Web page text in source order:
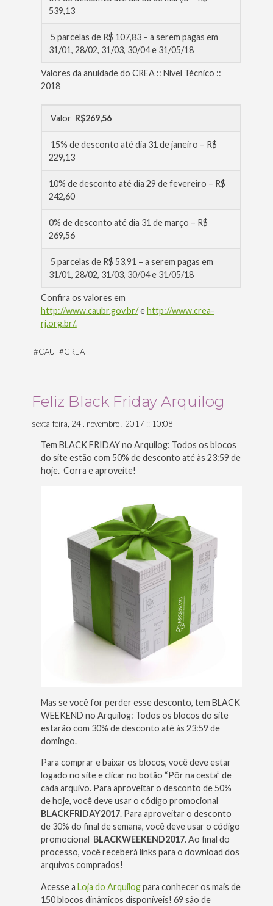
539,13
5 parcelas de R$ 107,83 – a serem pagas em
31/01, 28/02, 31/03, 30/04 e 31/05/18
Valores da anuidade do CREA :: Nível Técnico ::
2018
Valor R$269,56
15% de desconto até dia 31 de janeiro – R$
229,13
10% de desconto até dia 29 de fevereiro – R$
242,60
0% de desconto até dia 31 de março – R$
269,56
5 parcelas de R$ 53,91 – a serem pagas em
31/01, 28/02, 31/03, 30/04 e 31/05/18
Confira os valores em
http://www.caubr.gov.br/ehttp://www.crea-
rj.org.br/.
#CAU #CREA
Feliz Black Friday Arquilog
sexta-feira, 24 . novembro . 2017 :: 10:08
Tem BLACK FRIDAY no Arquilog: Todos os blocos
do site estão com 50% de desconto até às 23:59 de
hoje. Corra e aproveite!
Mas se você for perder esse desconto, tem BLACK
WEEKEND no Arquilog: Todos os blocos do site
estarão com 30% de desconto até às 23:59 de
domingo.
Para comprar e baixar os blocos, você deve estar
logado no site e clicar no botão “Pôr na cesta” de
cada arquivo. Para aproveitar o desconto de 50%
de hoje, você deve usar o código promocional
BLACKFRIDAY2017. Para aproveitar o desconto
de 30% do final de semana, você deve usar o código
promocional
BLACKWEEKEND2017. Ao final do
processo, você receberá links para o download dos
arquivos comprados!
Acesse a Loja do Arquilogpara conhecer os mais de
150 blocos dinâmicos disponíveis! 69 são de